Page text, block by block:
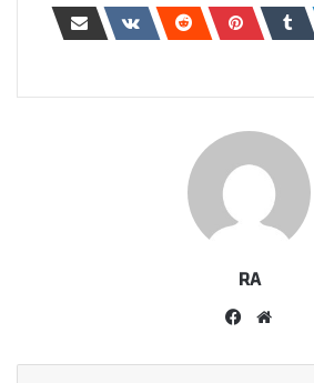
RA
موقع